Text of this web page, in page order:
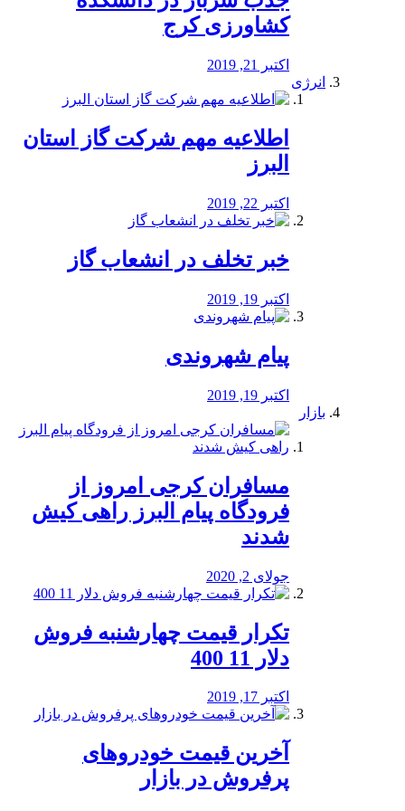
کشاورزی کرج
اکتبر 21, 2019
انرژی
️اطلاعیه مهم شرکت گاز استان
البرز
اکتبر 22, 2019
خبر تخلف در انشعاب گاز
اکتبر 19, 2019
پیام شهروندی
اکتبر 19, 2019
بازار
مسافران کرجی امروز از
فرودگاه پیام البرز راهی کیش
شدند
جولای 2, 2020
تکرار قیمت چهارشنبه فروش
دلار 11 400
اکتبر 17, 2019
آخرین قیمت خودرو‌های
پرفروش در بازار